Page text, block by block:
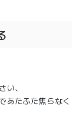
、
あたふた焦らなく